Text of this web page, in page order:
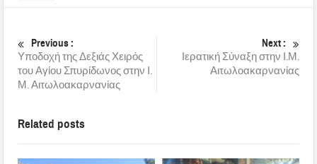
Previous :
Υποδοχή της Δεξιάς Χειρός
του Αγίου Σπυρίδωνος στην Ι.
Μ. Αιτωλοακαρνανίας
Next :
Ιερατική Σύναξη στην Ι.Μ.
Αιτωλοακαρνανίας
Related posts